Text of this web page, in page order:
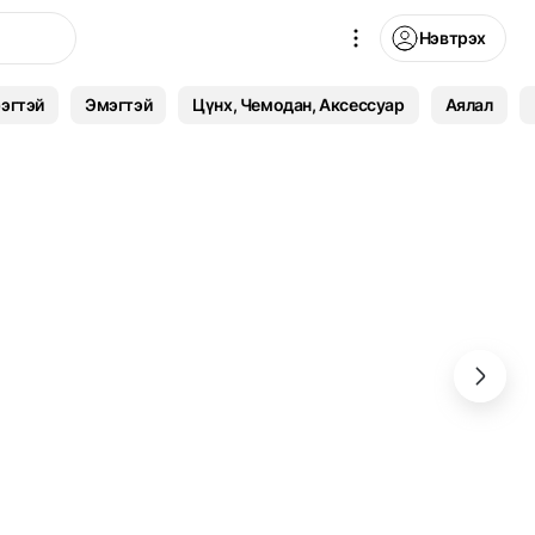
Нэвтрэх
Эмэгтэй Цүнх, Чемодан, Аксессуар Аялал